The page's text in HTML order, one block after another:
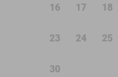
16 17 18
23 24 25
30